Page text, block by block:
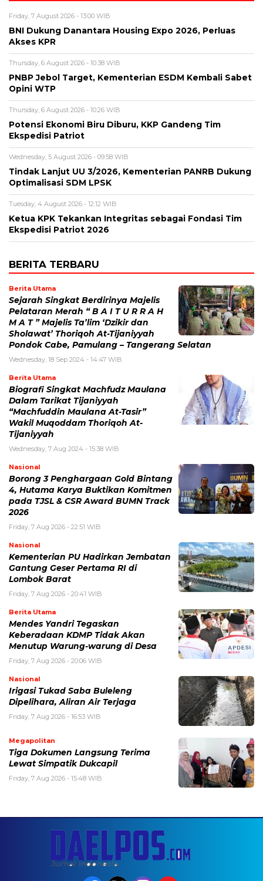
Friday, 7 August 2026 - 13:00 WIB
BNI Dukung Danantara Housing Expo 2026, Perluas
Akses KPR
Thursday, 6 August 2026 - 10:38 WIB
PNBP Jebol Target, Kementerian ESDM Kembali Sabet
Opini WTP
Thursday, 6 August 2026 - 10:26 WIB
Potensi Ekonomi Biru Diburu, KKP Gandeng Tim
Ekspedisi Patriot
Wednesday, 5 August 2026 - 09:58 WIB
Tindak Lanjut UU 3/2026, Kementerian PANRB Dukung
Optimalisasi SDM LPSK
Tuesday, 4 August 2026 - 12:12 WIB
Ketua KPK Tekankan Integritas sebagai Fondasi Tim
Ekspedisi Patriot 2026
BERITA TERBARU
Berita Utama
Sejarah Singkat Berdirinya Majelis
Pelataran Merah “ B A I T U R R A H
M A T ” Majelis Ta’lim ‘Dzikir dan
Sholawat’ Thoriqoh At-Tijaniyyah
Pondok Cabe, Pamulang – Tangerang Selatan
Wednesday, 18 Sep 2024 - 14:47 WIB
Berita Utama
Biografi Singkat Machfudz Maulana
Dalam Tarikat Tijaniyyah
“Machfuddin Maulana At-Tasir”
Wakil Muqoddam Thoriqoh At-
Tijaniyyah
Wednesday, 7 Aug 2024 - 15:38 WIB
Nasional
Borong 3 Penghargaan Gold Bintang
4, Hutama Karya Buktikan Komitmen
pada TJSL & CSR Award BUMN Track
2026
Friday, 7 Aug 2026 - 22:51 WIB
Nasional
Kementerian PU Hadirkan Jembatan
Gantung Geser Pertama RI di
Lombok Barat
Friday, 7 Aug 2026 - 20:41 WIB
Berita Utama
Mendes Yandri Tegaskan
Keberadaan KDMP Tidak Akan
Menutup Warung-warung di Desa
Friday, 7 Aug 2026 - 20:06 WIB
Nasional
Irigasi Tukad Saba Buleleng
Dipelihara, Aliran Air Terjaga
Friday, 7 Aug 2026 - 16:53 WIB
Megapolitan
Tiga Dokumen Langsung Terima
Lewat Simpatik Dukcapil
Friday, 7 Aug 2026 - 15:48 WIB